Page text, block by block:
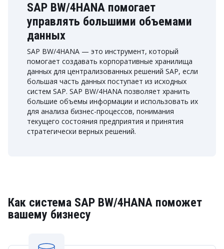
SAP BW/4HANA помогает
управлять большими объемами
данных
SAP BW/4HANA — это инструмент, который
помогает создавать корпоративные хранилища
данных для централизованных решений SAP, если
большая часть данных поступает из исходных
систем SAP. SAP BW/4HANA позволяет хранить
большие объемы информации и использовать их
для анализа бизнес-процессов, понимания
текущего состояния предприятия и принятия
стратегически верных решений.
Как система SAP BW/4HANA поможет
вашему бизнесу